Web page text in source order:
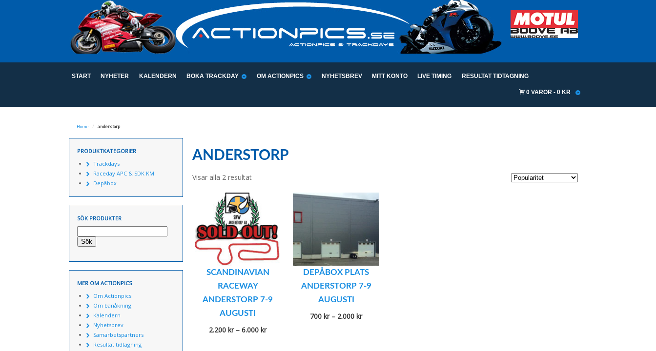
START NYHETER KALENDERN BOKA TRACKDAY OM ACTIONPICS NYHETSBREV MITT KONTO LIVE TIMING RESULTAT TIDTAGNING
0 VAROR 0 KR
Home / anderstorp
ANDERSTORP
Visar alla 2 resultatSortera
SCANDINAVIAN
RACEWAY
ANDERSTORP 7-9
AUGUSTI
2.200kr – 6.000krPrisintervall:
DEPÅBOX PLATS
ANDERSTORP 7-9
AUGUSTI
700kr – 2.000krPrisintervall:
PRODUKTKATEGORIER
Trackdays
Raceday APC & SDK KM
Depåbox
SÖK PRODUKTER
Sök
MER OM ACTIONPICS
Om Actionpics
Om banåkning
Kalendern
Nyhetsbrev
Samarbetspartners
Resultat tidtagning